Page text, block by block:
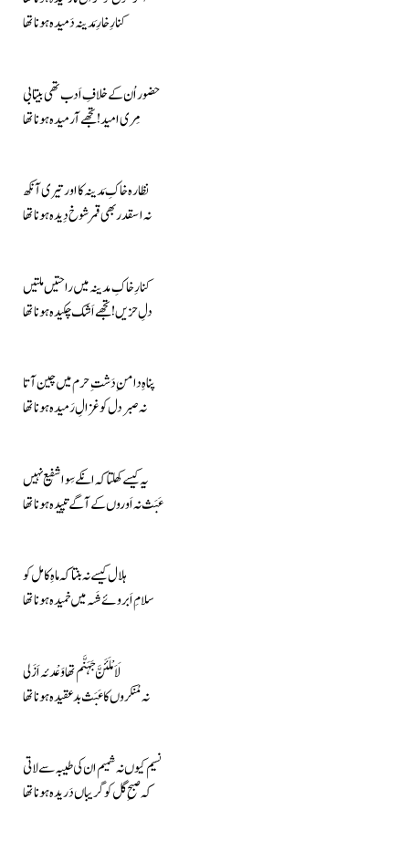
کنارِ خارِ مَدینہ دَمیدہ ہونا تھا
حضور اُن کے خلافِ اَدب تھی بیتابی
مِری امید! تجھے آرمیدہ ہونا تھا
نظارہ خاکِ مَدینہ کا اور تیری آنکھ
نہ اسقدر بھی قمر شوخ دِیدہ ہونا تھا
کنارِ خاکِ مدینہ میں راحتیں ملتیں
دلِ حزیں ! تجھے اَشک چکیدہ ہونا تھا
پناہِ دامنِ دَشتِ حرم میں چین آتا
نہ صبر دل کو غزالِ رَمیدہ ہونا تھا
یہ کیسے کھلتا کہ انکے سِوا شفیع نہیں
عَبَث نہ اَوروں کے آگے تپیدہ ہونا تھا
ہلال کیسے نہ بنتا کہ ماہِ کامل کو
سلامِ اَبروئے شَہ میں خمیدہ ہونا تھا
لَاَمْلَئَنَّ جَہَنَّم تھا وَعْدئہ اَزَلی
نہ مُنکروں کا عَبَث بدعقیدہ ہونا تھا
نسیم کیوں نہ شمیم ان کی طیبہ سے لاتی
کہ صبحِ گل کو گریباں دَریدہ ہونا تھا